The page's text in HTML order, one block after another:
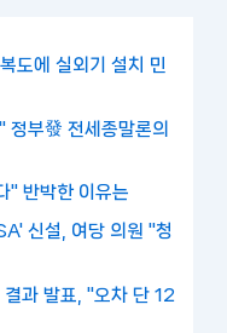
도에 실외기 설치 민
부發 전세종말론의
" 반박한 이유는
신설, 여당 의원 "청
과 발표, "오차 단 12